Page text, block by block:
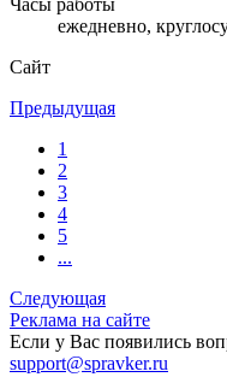
ежедневно,
Сайт
Предыдущая
1
2
3
4
5
...
Следующая
Реклама на сайте
Если у Вас появились
support@spravker.ru